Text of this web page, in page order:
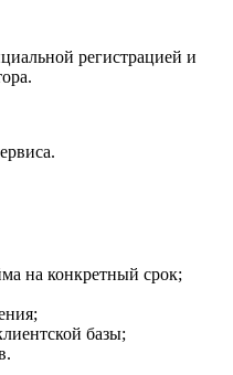
регистрацией и
на конкретный срок;
базы;